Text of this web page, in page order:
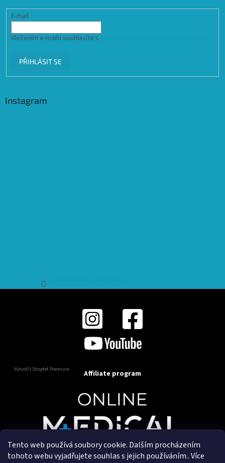
Tento web používá soubory cookie. Dalším procházením
tohoto webu vyjadřujete souhlas s jejich používáním.. Více
E-mail
Vložením e-mailu souhlasíte s
PŘIHLÁSIT SE
Instagram
Vytvořil Shoptet Premium Affiliate program
Copyright 2025OnlineMedical.cz. Všechna práva